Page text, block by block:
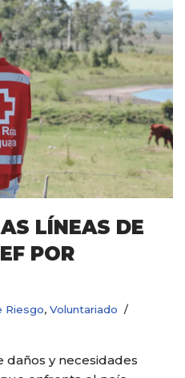
LÍNEAS DE
POR
Riesgo, Voluntariado
daños y necesidades